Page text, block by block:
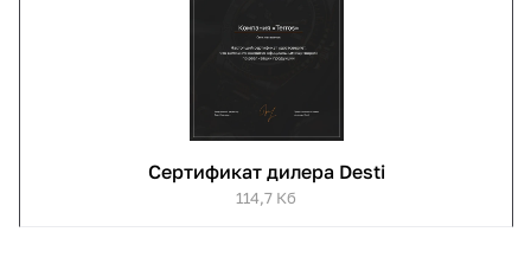
Сертификат дилера Desti
114,7 Кб